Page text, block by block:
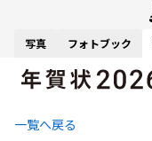
写真 フォトブック
一覧へ戻る